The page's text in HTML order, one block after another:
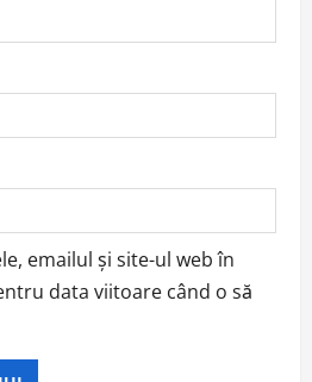
emailul și site-ul web în
data viitoare când o să